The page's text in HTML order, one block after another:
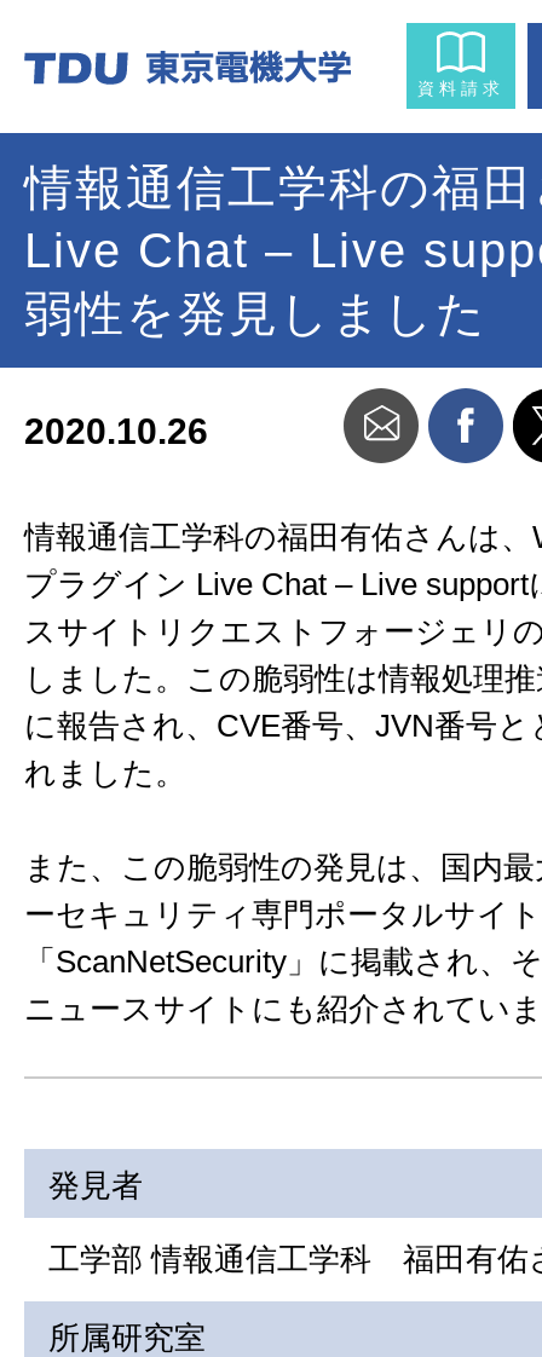
資料請求
情報通信工学科の福
Live Chat – Live
弱性を発見しました
2020.10.26
情報通信工学科の福田有佑さんは、
プラグイン Live Chat – Live
スサイトリクエストフォージェリ
しました。この脆弱性は情報処理
に報告され、CVE番号、JVN番号
れました。
また、この脆弱性の発見は、国内
ーセキュリティ専門ポータルサイト
「ScanNetSecurity」に掲載され、
ニュースサイトにも紹介されてい
発見者
工学部 情報通信工学科 福田有佑
所属研究室